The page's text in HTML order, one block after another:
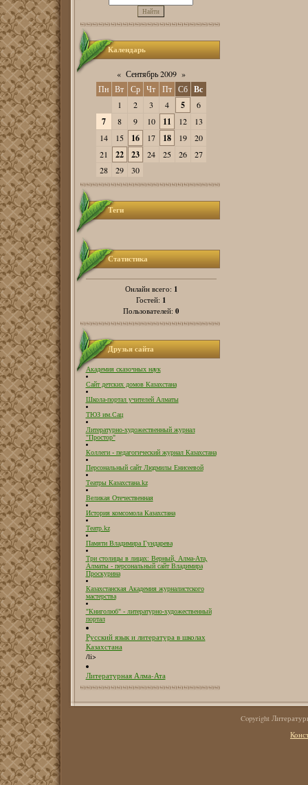
Календарь
« Сентябрь 2009 »
Пн Вт Ср Чт Пт Сб Вс
1 2 3 4 5 6
7 8 9 10 11 12
13
14
15 16 17 18 19
20
21
22 23 24 25 26
27
28
29 30
Теги
Статистика
Онлайн всего: 1
Гостей: 1
Пользователей: 0
Друзья сайта
Академия сказочных наук
Сайт детских домов Казахстана
Школа-портал учителей Алматы
ТЮЗ им.Сац
Литературно-художественный журнал
"Простор"
Коллеги - педагогический журнал Казахстана
Персональный сайт Людмилы Енисеевой
Театры Казахстана.kz
Великая Отечественная
История комсомола Казахстана
Театр.kz
Памяти Владимира Гундарева
Три столицы в лицах: Верный, Алма-Ата,
Алматы - персональный сайт Владимира
Проскурина
Казахстанская Академия журналистского
мастерства
"Книголюб" - литературно-художественный
портал
Русский язык и литература в школах
Казахстана
/li>
Литературная Алма-Ата
Copyright